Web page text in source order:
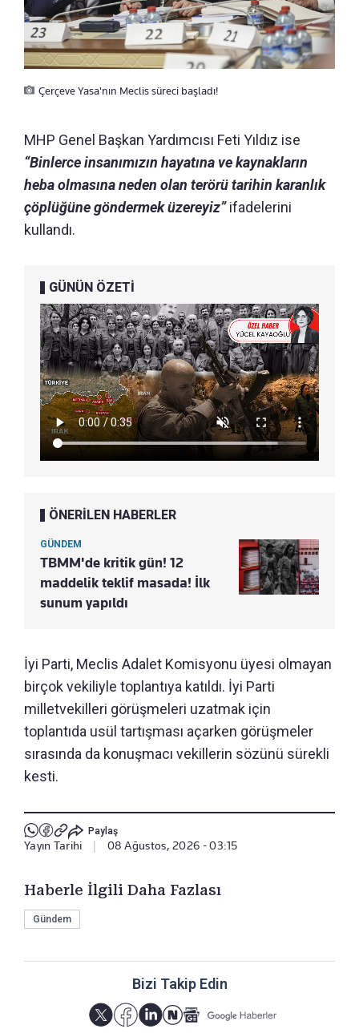
Çerçeve Yasa'nın Meclis süreci başladı!
MHP Genel Başkan Yardımcısı Feti Yıldız ise
“Binlerce insanımızın hayatına ve kaynakların
heba olmasına neden olan terörü tarihin karanlık
çöplüğüne göndermek üzereyiz”ifadelerini
kullandı.
GÜNÜN ÖZETİ
ÖNERİLEN HABERLER
GÜNDEM
TBMM'de kritik gün! 12
maddelik teklif masada! İlk
sunum yapıldı
İyi Parti, Meclis Adalet Komisyonu üyesi olmayan
birçok vekiliyle toplantıya katıldı. İyi Parti
milletvekilleri görüşmeleri uzatmak için
toplantıda usül tartışması açarken görüşmeler
sırasında da konuşmacı vekillerin sözünü sürekli
kesti.
Paylaş
Yayın Tarihi 08 Ağustos, 2026 - 03:15
Haberle İlgili Daha Fazlası
Gündem
Bizi Takip Edin